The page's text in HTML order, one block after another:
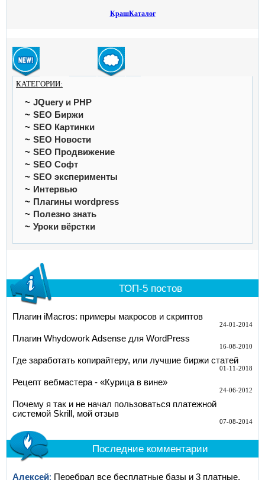
КрашКаталог
КАТЕГОРИИ:
JQuery и PHP
SEO Биржи
SEO Картинки
SEO Новости
SEO Продвижение
SEO Софт
SEO эксперименты
Интервью
Плагины wordpress
Полезно знать
Уроки вёрстки
ТОП-5 постов
Плагин iMacros: примеры макросов и скриптов
24-01-2014
Плагин Whydowork Adsense для WordPress
16-08-2010
Где заработать копирайтеру, или лучшие биржи статей
01-11-2018
Рецепт вебмастера - «Курица в вине»
24-06-2012
Почему я так и не начал пользоваться платежной
системой Skrill, мой отзыв
07-08-2014
Последние комментарии
Алексей: Перебрал все бесплатные базы и 3 платные.